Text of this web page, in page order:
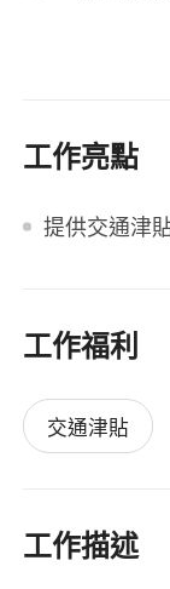
工作亮點
提供交通津
工作福利
交通津貼
工作描述